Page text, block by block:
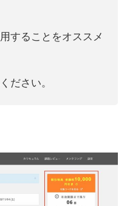
することをオススメ
ださい。